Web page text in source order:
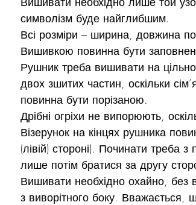
символізм буде найглибшим.
Всі розміри – ширина, довжина
Вишивкою повинна бути
Рушник треба вишивати на
двох зшитих частин, оскільки
повинна бути порізаною.
Дрібні огріхи не випорюють,
Візерунок на кінцях рушника
(лівій) стороні). Починати треба
лише потім братися за другу
Вишивати необхідно охайно, без
з виворітного боку.